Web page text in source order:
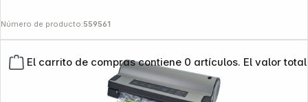
El carrito de compras contiene 0 artículos. El valor
Número de producto:559561